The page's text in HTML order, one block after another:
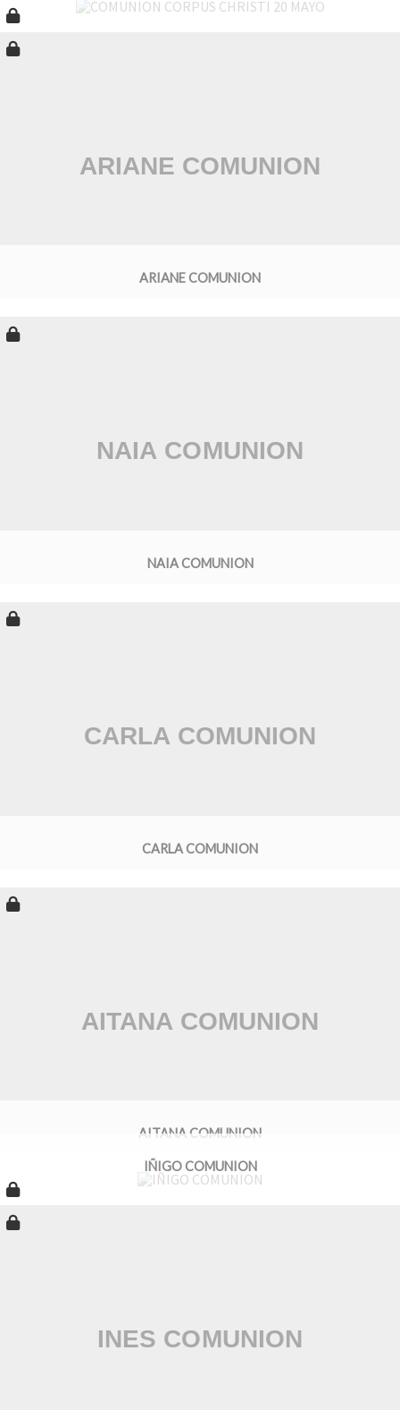
ARIANE COMUNION
NAIA COMUNION
CARLA COMUNION
AITANA COMUNION
IÑIGO COMUNION